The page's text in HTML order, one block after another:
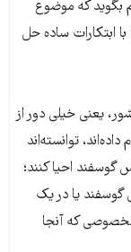
بگوید که موضوع
ابتکارات ساده حل
یعنی خیلی دور از
توانسته‌اند
گوسفند احیا کنند؛
گوسفند یا در یک
مخصوصی که آنجا